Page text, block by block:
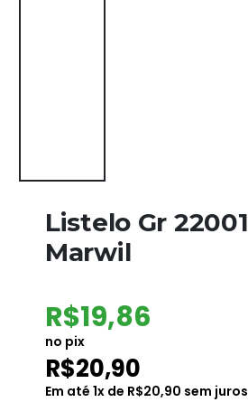
Listelo Gr 22001
Marwil
R$19,86
no pix
R$20,90
Em até 1x de R$20,90 sem juros